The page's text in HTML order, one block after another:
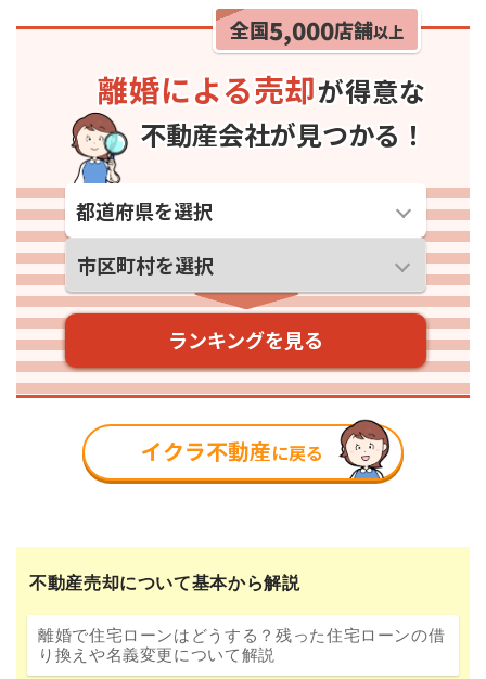
不動産売却について基本から解説
離婚で住宅ローンはどうする？残った住宅ローンの借
り換えや名義変更について解説